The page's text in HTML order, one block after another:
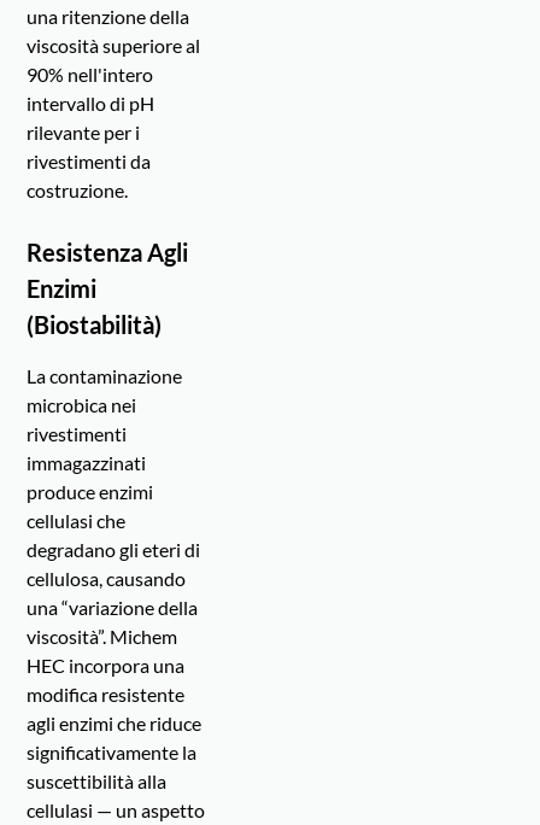
una ritenzione della
viscosità superiore al
90% nell'intero
intervallo di pH
rilevante per i
rivestimenti da
costruzione.
Resistenza Agli
Enzimi
(biostabilità)
La contaminazione
microbica nei
rivestimenti
immagazzinati
produce enzimi
cellulasi che
degradano gli eteri di
cellulosa, causando
una “variazione della
viscosità”. Michem
HEC incorpora una
modifica resistente
agli enzimi che riduce
significativamente la
suscettibilità alla
cellulasi — un aspetto